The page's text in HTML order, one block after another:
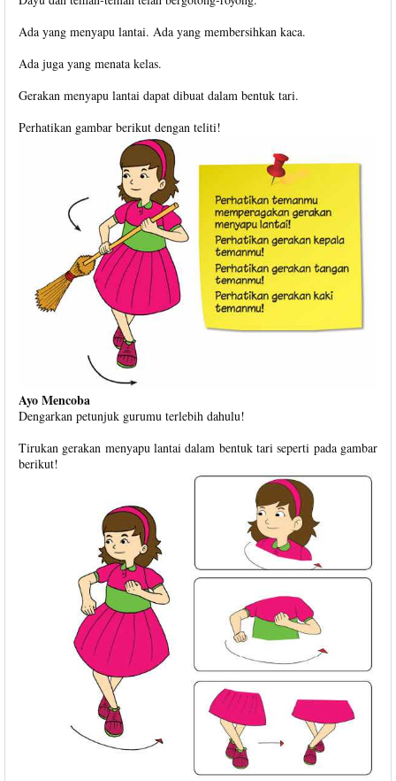
Ada yang menyapu lantai. Ada yang membersihkan kaca.
Ada juga yang menata kelas.
Gerakan menyapu lantai dapat dibuat dalam bentuk tari.
Perhatikan gambar berikut dengan teliti!
Ayo Mencoba
Dengarkan petunjuk gurumu terlebih dahulu!
Tirukan gerakan menyapu lantai dalam bentuk tari seperti pada gambar
berikut!